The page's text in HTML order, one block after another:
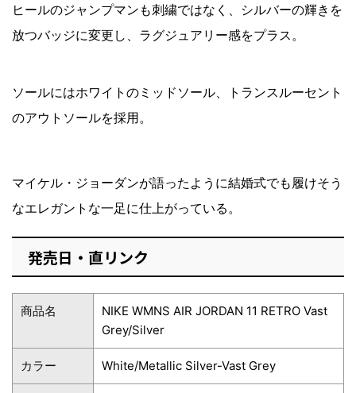
ヒールのジャンプマンも刺繍ではなく、シルバーの輝きを
放つバッジに変更し、ラグジュアリー感をプラス。
ソールにはホワイトのミッドソール、トランスルーセント
のアウトソールを採用。
マイケル・ジョーダンが語ったように結婚式でも履けそう
なエレガントな一足に仕上がっている。
発売日・直リンク
商品名
NIKE WMNS AIR JORDAN 11 RETRO Vast
Grey/Silver
カラー White/Metallic Silver-Vast Grey